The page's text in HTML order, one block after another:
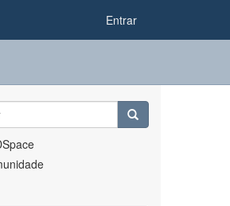
Entrar